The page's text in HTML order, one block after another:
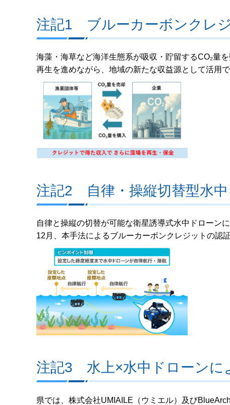
注記1 ブルーカーボンクレ
海藻・海草など海洋生態系が吸収・貯留するCO₂量
再生を進めながら、地域の新たな収益源として活用
注記2 自律・操縦切替型水中
自律と操縦の切替が可能な衛星誘導式水中ドローン
12月、本手法によるブルーカーボンクレジットの認
注記3 水上×水中ドローンに
県では、株式会社UMIAILE（ウミエル）及び